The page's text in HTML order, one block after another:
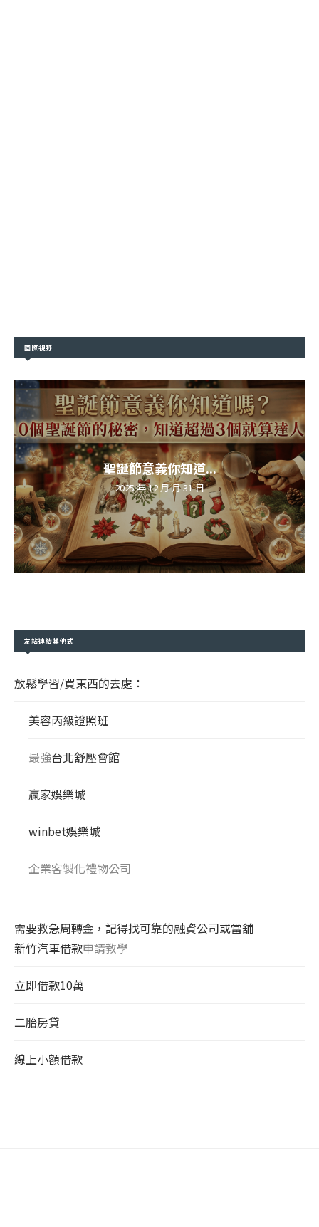
國際視野
聖誕節意義你知道...
2025 年 12 月 月 31 日
友站連結其他式
放鬆學習/買東西的去處：
美容丙級證照班
最強台北舒壓會館
贏家娛樂城
winbet娛樂城
企業客製化禮物公司
需要救急周轉金，記得找可靠的融資公司或當舖
新竹汽車借款申請教學
立即借款10萬
二胎房貸
線上小額借款